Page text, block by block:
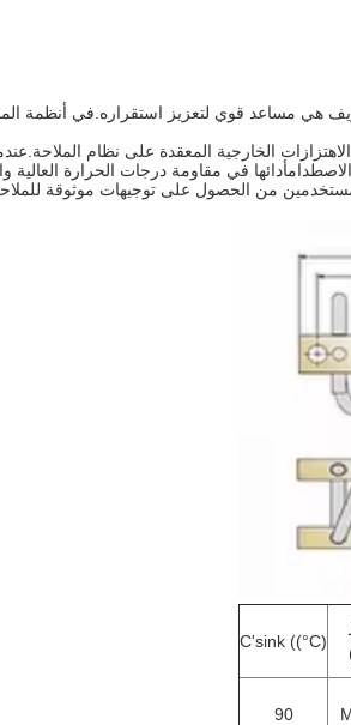
مساعد قوي لتعزيز استقراره.في أنظمة
الخارجية المعقدة على نظام
في مقاومة درجات الحرارة
من الحصول على توجيهات موثوقة
C'sink ((°C)
90